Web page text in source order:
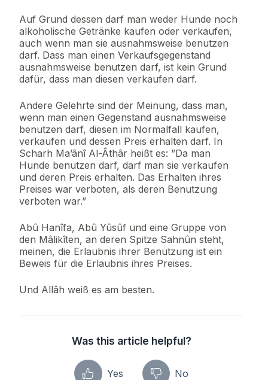
Auf Grund dessen darf man weder Hunde noch
alkoholische Getränke kaufen oder verkaufen,
auch wenn man sie ausnahmsweise benutzen
darf. Dass man einen Verkaufsgegenstand
ausnahmsweise benutzen darf, ist kein Grund
dafür, dass man diesen verkaufen darf.
Andere Gelehrte sind der Meinung, dass man,
wenn man einen Gegenstand ausnahmsweise
benutzen darf, diesen im Normalfall kaufen,
verkaufen und dessen Preis erhalten darf. In
Scharh Ma’ânî Al-Âthâr heißt es: ”Da man
Hunde benutzen darf, darf man sie verkaufen
und deren Preis erhalten. Das Erhalten ihres
Preises war verboten, als deren Benutzung
verboten war.”
Abû Hanîfa, Abû Yûsûf und eine Gruppe von
den Mâlikîten, an deren Spitze Sahnûn steht,
meinen, die Erlaubnis ihrer Benutzung ist ein
Beweis für die Erlaubnis ihres Preises.
Und Allâh weiß es am besten.
Was this article helpful?
Yes No